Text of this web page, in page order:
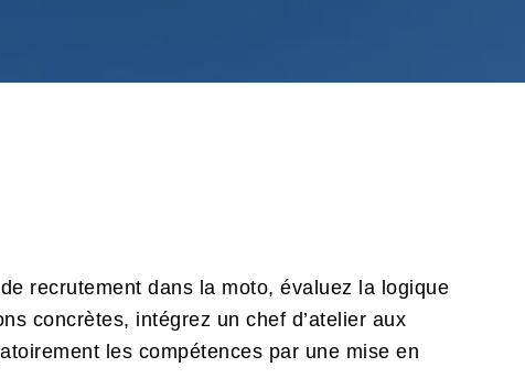
recrutement dans la moto, évaluez la logique
concrètes, intégrez un chef d’atelier aux
les compétences par une mise en